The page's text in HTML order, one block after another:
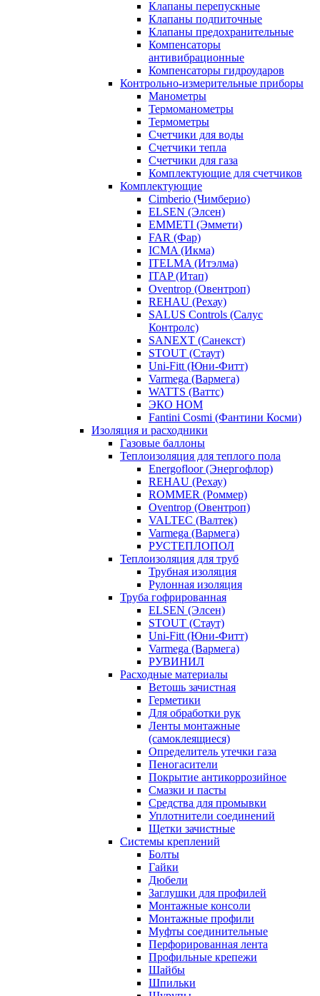
Клапаны перепускные
Клапаны подпиточные
Клапаны предохранительные
Компенсаторы
антивибрационные
Компенсаторы гидроударов
Контрольно-измерительные приборы
Манометры
Термоманометры
Термометры
Счетчики для воды
Счетчики тепла
Счетчики для газа
Комплектующие для счетчиков
Комплектующие
Cimberio (Чимберио)
ELSEN (Элсен)
EMMETI (Эммети)
FAR (Фар)
ICMA (Икма)
ITELMA (Итэлма)
ITAP (Итап)
Oventrop (Овентроп)
REHAU (Рехау)
SALUS Controls (Салус
Контролс)
SANEXT (Санекст)
STOUT (Стаут)
Uni-Fitt (Юни-Фитт)
Varmega (Вармега)
WATTS (Ваттс)
ЭКО НОМ
Fantini Cosmi (Фантини Косми)
Изоляция и расходники
Газовые баллоны
Теплоизоляция для теплого пола
Energofloor (Энергофлор)
REHAU (Рехау)
ROMMER (Роммер)
Oventrop (Овентроп)
VALTEC (Валтек)
Varmega (Вармега)
РУСТЕПЛОПОЛ
Теплоизоляция для труб
Трубная изоляция
Рулонная изоляция
Труба гофрированная
ELSEN (Элсен)
STOUT (Стаут)
Uni-Fitt (Юни-Фитт)
Varmega (Вармега)
РУВИНИЛ
Расходные материалы
Ветошь зачистная
Герметики
Для обработки рук
Ленты монтажные
(самоклеящиеся)
Определитель утечки газа
Пеногасители
Покрытие антикоррозийное
Смазки и пасты
Средства для промывки
Уплотнители соединений
Щетки зачистные
Системы креплений
Болты
Гайки
Дюбели
Заглушки для профилей
Монтажные консоли
Монтажные профили
Муфты соединительные
Перфорированная лента
Профильные крепежи
Шайбы
Шпильки